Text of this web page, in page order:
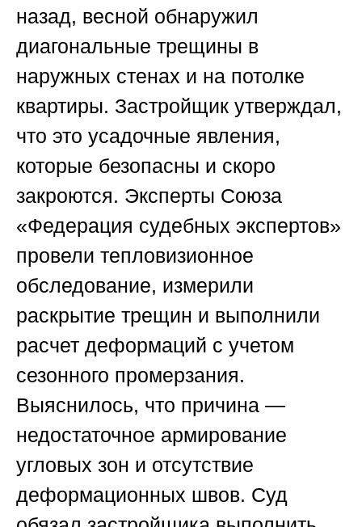
назад, весной обнаружил
диагональные трещины в
наружных стенах и на потолке
квартиры. Застройщик утверждал,
что это усадочные явления,
которые безопасны и скоро
закроются. Эксперты Союза
«Федерация судебных экспертов»
провели тепловизионное
обследование, измерили
раскрытие трещин и выполнили
расчет деформаций с учетом
сезонного промерзания.
Выяснилось, что причина —
недостаточное армирование
угловых зон и отсутствие
деформационных швов. Суд